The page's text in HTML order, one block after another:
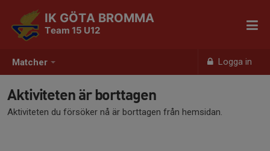
Matcher Logga in
IK GÖTA BROMMA
Team 15 U12
Aktiviteten är borttagen
Aktiviteten du försöker nå är borttagen från hemsidan.